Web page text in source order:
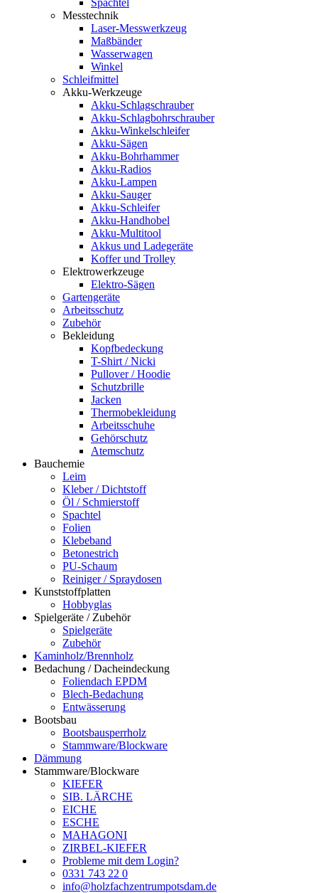
Spachtel
Messtechnik
Laser-Messwerkzeug
Maßbänder
Wasserwagen
Winkel
Schleifmittel
Akku-Werkzeuge
Akku-Schlagschrauber
Akku-Schlagbohrschrauber
Akku-Winkelschleifer
Akku-Sägen
Akku-Bohrhammer
Akku-Radios
Akku-Lampen
Akku-Sauger
Akku-Schleifer
Akku-Handhobel
Akku-Multitool
Akkus und Ladegeräte
Koffer und Trolley
Elektrowerkzeuge
Elektro-Sägen
Gartengeräte
Arbeitsschutz
Zubehör
Bekleidung
Kopfbedeckung
T-Shirt / Nicki
Pullover / Hoodie
Schutzbrille
Jacken
Thermobekleidung
Arbeitsschuhe
Gehörschutz
Atemschutz
Bauchemie
Leim
Kleber / Dichtstoff
Öl / Schmierstoff
Spachtel
Folien
Klebeband
Betonestrich
PU-Schaum
Reiniger / Spraydosen
Kunststoffplatten
Hobbyglas
Spielgeräte / Zubehör
Spielgeräte
Zubehör
Kaminholz/Brennholz
Bedachung / Dacheindeckung
Foliendach EPDM
Blech-Bedachung
Entwässerung
Bootsbau
Bootsbausperrholz
Stammware/Blockware
Dämmung
Stammware/Blockware
KIEFER
SIB. LÄRCHE
EICHE
ESCHE
MAHAGONI
ZIRBEL-KIEFER
Probleme mit dem Login?
0331 743 22 0
info@holzfachzentrumpotsdam.de